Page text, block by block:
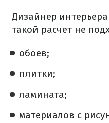
Дизайнер
такой расчет не
обоев;
плитки;
ламината;
материалов с